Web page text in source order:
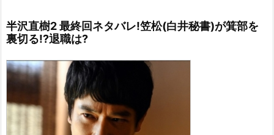
半沢直樹2 最終回ネタバレ!笠松(白井秘書)が箕部を
裏切る!?退職は?